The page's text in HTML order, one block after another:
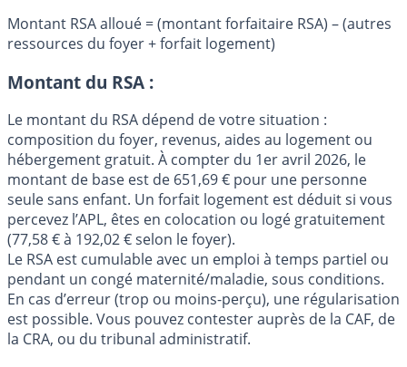
Montant RSA alloué = (montant forfaitaire RSA) – (autres
ressources du foyer + forfait logement)
Montant du RSA :
Le montant du RSA dépend de votre situation :
composition du foyer, revenus, aides au logement ou
hébergement gratuit. À compter du 1er avril 2026, le
montant de base est de 651,69 € pour une personne
seule sans enfant. Un forfait logement est déduit si vous
percevez l’APL, êtes en colocation ou logé gratuitement
(77,58 € à 192,02 € selon le foyer).
Le RSA est cumulable avec un emploi à temps partiel ou
pendant un congé maternité/maladie, sous conditions.
En cas d’erreur (trop ou moins-perçu), une régularisation
est possible. Vous pouvez contester auprès de la CAF, de
la CRA, ou du tribunal administratif.